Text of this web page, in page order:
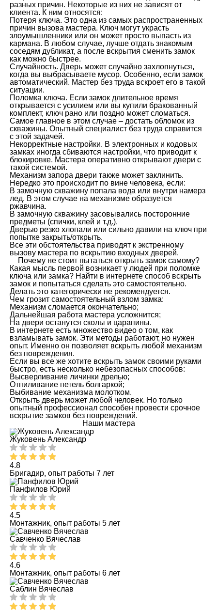
разных причин. Некоторые из них не зависят от
клиента. К ним относятся:
Потеря ключа. Это одна из самых распространенных
причин вызова мастера. Ключ могут украсть
злоумышленники или он может просто выпасть из
кармана. В любом случае, лучше отдать знакомым
соседям дубликат, а после вскрытия сменить замок
как можно быстрее.
Случайность. Дверь может случайно захлопнуться,
когда вы выбрасываете мусор. Особенно, если замок
автоматический. Мастер без труда вскроет его в такой
ситуации.
Поломка ключа. Если замок длительное время
открывается с усилием или вы купили бракованный
комплект, ключ рано или поздно может сломаться.
Самое главное в этом случае – достать обломок из
скважины. Опытный специалист без труда справится
с этой задачей.
Некорректные настройки. В электронных и кодовых
замках иногда сбиваются настройки, что приводит к
блокировке. Мастера оперативно открывают двери с
такой системой.
Механизм запора двери также может заклинить.
Нередко это происходит по вине человека, если:
В замочную скважину попала вода или внутри намерз
лед. В этом случае на механизме образуется
ржавчина.
В замочную скважину засовывались посторонние
предметы (спички, клей и т.д.).
Дверью резко хлопали или сильно давили на ключ при
попытке закрыть/открыть.
Все эти обстоятельства приводят к экстренному
вызову мастера по вскрытию входных дверей.
Почему не стоит пытаться открыть замок самому?
Какая мысль первой возникает у людей при поломке
ключа или замка? Найти в интернете способ вскрыть
замок и попытаться сделать это самостоятельно.
Делать это категорически не рекомендуется.
Чем грозит самостоятельный взлом замка:
Механизм сломается окончательно;
Дальнейшая работа мастера усложнится;
На двери останутся сколы и царапины.
В интернете есть множество видео о том, как
взламывать замок. Эти методы работают, но нужен
опыт. Именно он позволяет вскрыть любой механизм
без повреждения.
Если вы все же хотите вскрыть замок своими руками
быстро, есть несколько небезопасных способов:
Высверливание личинки дрелью;
Отпиливание петель болгаркой;
Выбивание механизма молотком.
Открыть дверь может любой человек. Но только
опытный профессионал способен провести срочное
вскрытие замков без повреждений.
Наши мастера
Жуковень Александр
4.8
Бригадир, опыт работы 7 лет
Панфилов Юрий
4.5
Монтажник, опыт работы 5 лет
Савченко Вячеслав
4.6
Монтажник, опыт работы 6 лет
Саблин Вячеслав